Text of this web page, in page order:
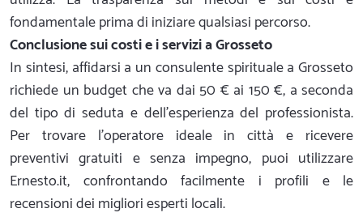
fondamentale prima di iniziare qualsiasi percorso.
Conclusione sui costi e i servizi a Grosseto
In sintesi, affidarsi a un consulente spirituale a Grosseto
richiede un budget che va dai 50 € ai 150 €, a seconda
del tipo di seduta e dell'esperienza del professionista.
Per trovare l'operatore ideale in città e ricevere
preventivi gratuiti e senza impegno, puoi utilizzare
Ernesto.it, confrontando facilmente i profili e le
recensioni dei migliori esperti locali.